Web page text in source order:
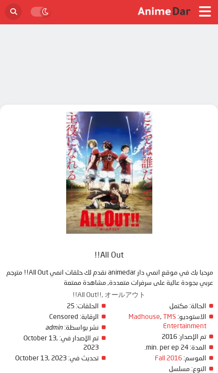
All Out!!
مرحبا بك في موقع انمي دار animedar نقدم لك حلقات انمي All Out!! مترجم
عربي بجودة عالية على سرفرات متعددة, مشاهدة ممتعة
All Out!!, オールアウト!!
الحالة: مكتمل
الاستوديو:
Madhouse,
TMS
Entertainment
تم الإصدار:
المدة:
الموسم: Fall 2016
النوع: مسلسل
الحلقات: 25
الرقابة:
نشر بواسطة: admin
تم الإصدار في: October 13,
2023
تحديث في: October 13, 2023